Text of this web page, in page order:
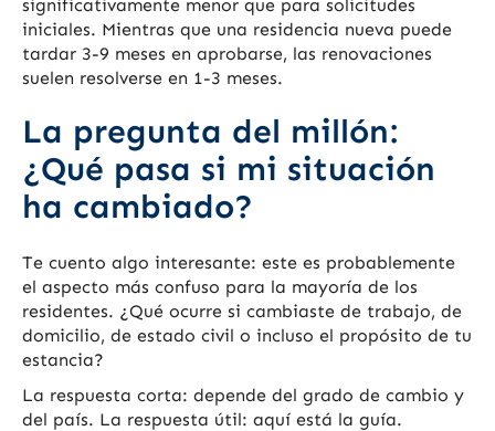
significativamente menor que para solicitudes
iniciales. Mientras que una residencia nueva puede
tardar 3-9 meses en aprobarse, las renovaciones
suelen resolverse en 1-3 meses.
La pregunta del millón:
¿Qué pasa si mi situación
ha cambiado?
Te cuento algo interesante: este es probablemente
el aspecto más confuso para la mayoría de los
residentes. ¿Qué ocurre si cambiaste de trabajo, de
domicilio, de estado civil o incluso el propósito de tu
estancia?
La respuesta corta: depende del grado de cambio y
del país. La respuesta útil: aquí está la guía.